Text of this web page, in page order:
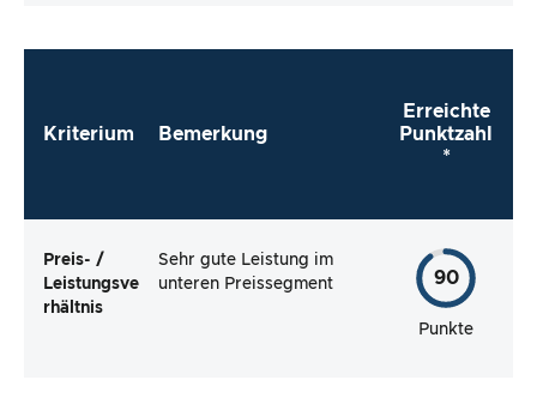
Kriterium Bemerkung
Erreichte
Punktzahl
*
Preis- /
Leistungsve
rhältnis
Sehr gute Leistung im
unteren Preissegment
90
Punkte